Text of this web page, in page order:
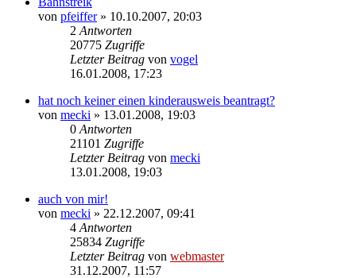
von pfeiffer» 10.10.2007, 20:03
2 Antworten
20775 Zugriffe
Letzter Beitrag von vogel
16.01.2008, 17:23
hat noch keiner einen kinderausweis beantragt?
von mecki » 13.01.2008, 19:03
0 Antworten
21101 Zugriffe
Letzter Beitrag von mecki
13.01.2008, 19:03
auch von mir!
von mecki » 22.12.2007, 09:41
4 Antworten
25834 Zugriffe
Letzter Beitrag von webmaster
31.12.2007, 11:57